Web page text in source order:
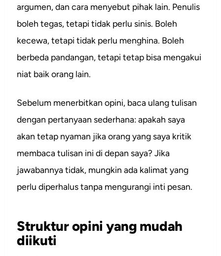
argumen, dan cara menyebut pihak lain. Penulis
boleh tegas, tetapi tidak perlu sinis. Boleh
kecewa, tetapi tidak perlu menghina. Boleh
berbeda pandangan, tetapi tetap bisa mengakui
niat baik orang lain.
Sebelum menerbitkan opini, baca ulang tulisan
dengan pertanyaan sederhana: apakah saya
akan tetap nyaman jika orang yang saya kritik
membaca tulisan ini di depan saya? Jika
jawabannya tidak, mungkin ada kalimat yang
perlu diperhalus tanpa mengurangi inti pesan.
Struktur opini yang mudah
diikuti